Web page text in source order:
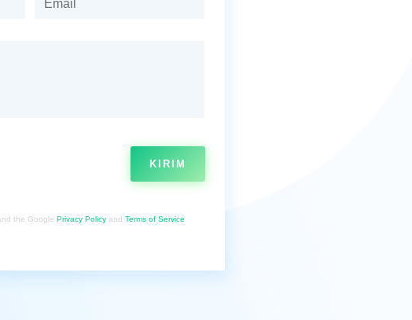
KIRIM
the Google Privacy Policyand Terms of Service